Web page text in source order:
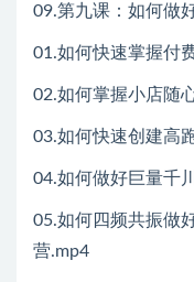
09.第九课：如何做
01.如何快速掌握付
02.如何掌握小店随
03.如何快速创建高
04.如何做好巨量千
05.如何四频共振做
营.mp4